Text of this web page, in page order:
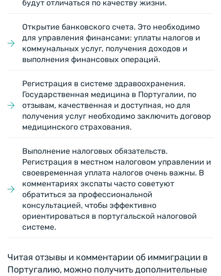
будут отличаться по качеству жизни.
Открытие банковского счета. Это необходимо
для управления финансами: уплаты налогов и
коммунальных услуг, получения доходов и
выполнения финансовых операций.
Регистрация в системе здравоохранения.
Государственная медицина в Португалии, по
отзывам, качественная и доступная, но для
получения услуг необходимо заключить договор
медицинского страхования.
Выполнение налоговых обязательств.
Регистрация в местном налоговом управлении и
своевременная уплата налогов очень важны. В
комментариях экспаты часто советуют
обратиться за профессиональной
консультацией, чтобы эффективно
ориентироваться в португальской налоговой
системе.
Читая отзывы и комментарии об иммиграции в
Португалию, можно получить дополнительные